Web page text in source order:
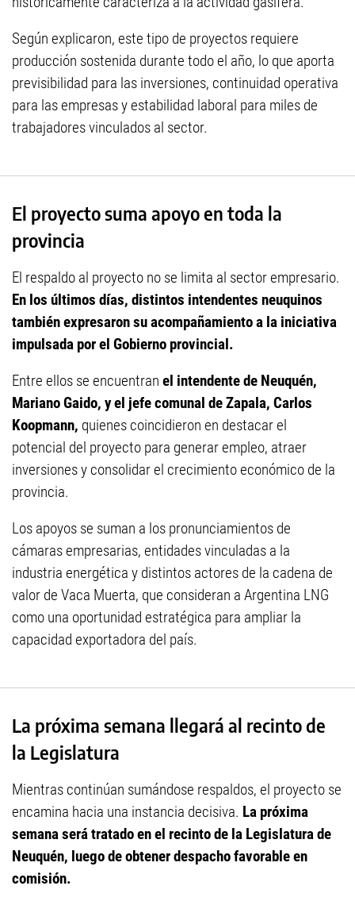
Según explicaron, este tipo de proyectos requiere
producción sostenida durante todo el año, lo que aporta
previsibilidad para las inversiones, continuidad operativa
para las empresas y estabilidad laboral para miles de
trabajadores vinculados al sector.
El proyecto suma apoyo en toda la
provincia
El respaldo al proyecto no se limita al sector empresario.
En los últimos días, distintos intendentes neuquinos
también expresaron su acompañamiento a la iniciativa
impulsada por el Gobierno provincial.
Entre ellos se encuentran el intendente de Neuquén,
Mariano Gaido, y el jefe comunal de Zapala, Carlos
Koopmann, quienes coincidieron en destacar el
potencial del proyecto para generar empleo, atraer
inversiones y consolidar el crecimiento económico de la
provincia.
Los apoyos se suman a los pronunciamientos de
cámaras empresarias, entidades vinculadas a la
industria energética y distintos actores de la cadena de
valor de Vaca Muerta, que consideran a Argentina LNG
como una oportunidad estratégica para ampliar la
capacidad exportadora del país.
La próxima semana llegará al recinto de
la Legislatura
Mientras continúan sumándose respaldos, el proyecto se
encamina hacia una instancia decisiva. La próxima
semana será tratado en el recinto de la Legislatura de
Neuquén, luego de obtener despacho favorable en
comisión.